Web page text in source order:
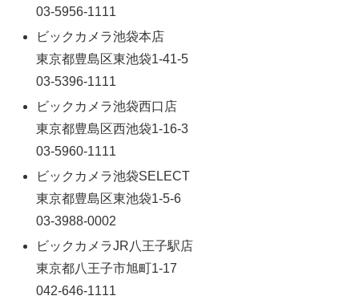
03-5956-1111
ビックカメラ池袋本店
東京都豊島区東池袋1-41-5
03-5396-1111
ビックカメラ池袋西口店
東京都豊島区西池袋1-16-3
03-5960-1111
ビックカメラ池袋SELECT
東京都豊島区東池袋1-5-6
03-3988-0002
ビックカメラJR八王子駅店
東京都八王子市旭町1-17
042-646-1111